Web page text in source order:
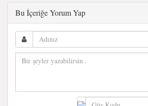
Bu İçeriğe Yorum Yap